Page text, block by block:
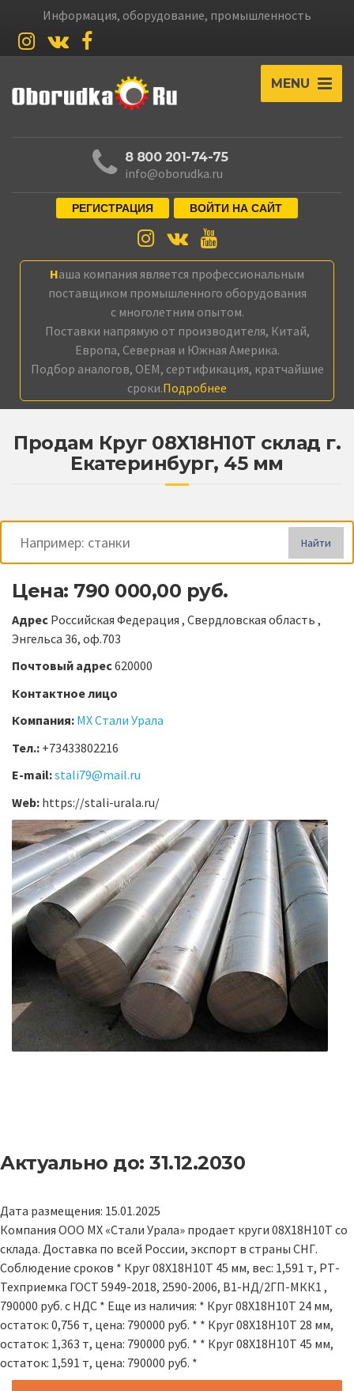
Информация, оборудование, промышленность
MENU
8 800 201-74-75
info@oborudka.ru
РЕГИСТРАЦИЯ ВОЙТИ НА САЙТ
Наша компания является профессиональным
поставщиком промышленного оборудования
с многолетним опытом.
Поставки напрямую от производителя, Китай,
Европа, Северная и Южная Америка.
Подбор аналогов, OEM, сертификация, кратчайшие
сроки.Подробнее
Продам Круг 08Х18Н10Т склад г.
Екатеринбург, 45 мм
Найти
Цена: 790 000,00 руб.
Адрес Российская Федерация , Свердловская область ,
Энгельса 36, оф.703
Почтовый адрес620000
Контактное лицо
Компания: МХ Стали Урала
Тел.: +73433802216
E-mail:stali79@mail.ru
Web: https://stali-urala.ru/
Актуально до: 31.12.2030
Дата размещения: 15.01.2025
Компания ООО МХ «Стали Урала» продает круги 08Х18Н10Т со
склада. Доставка по всей России, экспорт в страны СНГ.
Соблюдение сроков * Круг 08Х18Н10Т 45 мм, вес: 1,591 т, РТ-
Техприемка ГОСТ 5949-2018, 2590-2006, В1-НД/2ГП-МКК1 ,
790000 руб. с НДС * Еще из наличия: * Круг 08Х18Н10Т 24 мм,
остаток: 0,756 т, цена: 790000 руб. * * Круг 08Х18Н10Т 28 мм,
остаток: 1,363 т, цена: 790000 руб. * * Круг 08Х18Н10Т 45 мм,
остаток: 1,591 т, цена: 790000 руб. *